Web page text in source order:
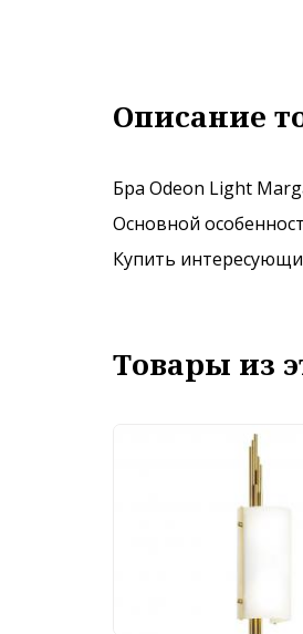
Описание
Бра Odeon Light
Основной
Купить
Товары из
Бра Odeon Light
Margaret 5415/2W